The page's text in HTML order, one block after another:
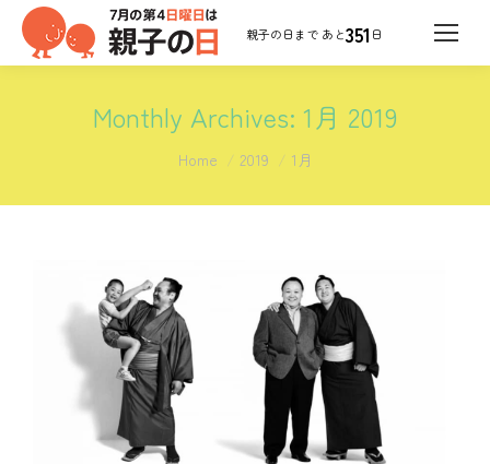
351 日
Monthly Archives: 1月 2019
You are here:
Home 2019 1月